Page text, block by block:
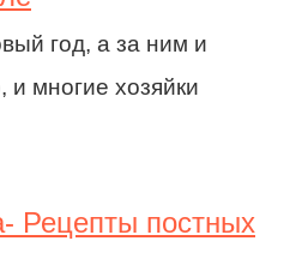
год, а за ним и
и многие хозяйки
Рецепты постных